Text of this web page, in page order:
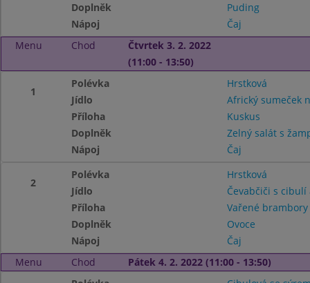
Doplněk
Puding
Nápoj
Čaj
Menu
Chod
Čtvrtek 3. 2. 2022
(11:00 - 13:50)
1
Polévka
Hrstková
Jídlo
Africký sumeček
Příloha
Kuskus
Doplněk
Zelný salát s
Nápoj
Čaj
2
Polévka
Hrstková
Jídlo
Čevabčiči s
Příloha
Vařené
Doplněk
Ovoce
Nápoj
Čaj
Menu
Chod Pátek 4. 2. 2022 (11:00 - 13:50)